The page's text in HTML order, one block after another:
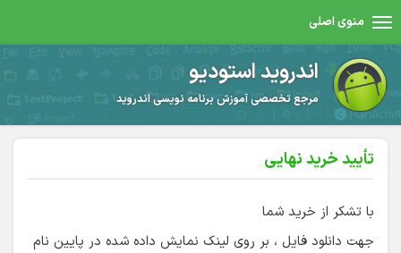
منوی اصلی
اندروید استودیو
مرجع تخصصی آموزش برنامه نویسی اندروید
تأیید خرید نهایی
با تشکر از خرید شما
جهت دانلود فایل ، بر روی لینک نمایش داده شده در پایین نام